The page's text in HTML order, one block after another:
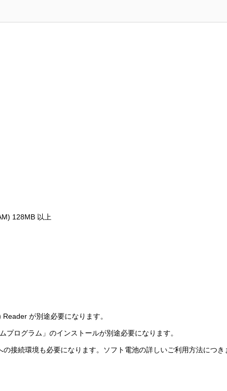
128MB 以上
が別途必要になります。
ログラム」のインストールが別途必要になります。
接続環境も必要になります。ソフト電池の詳しいご利用方法につ